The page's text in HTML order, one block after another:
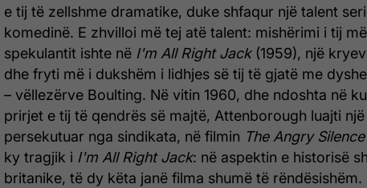
e tij të zellshme dramatike, duke shfaqur një talent
komedinë. E zhvilloi më tej atë talent: mishërimi i tij
spekulantit ishte në I'm All Right Jack(1959), një
dhe fryti më i dukshëm i lidhjes së tij të gjatë me
– vëllezërve Boulting. Në vitin 1960, dhe ndoshta në
prirjet e tij të qendrës së majtë, Attenborough luajti
persekutuar nga sindikata, në filmin The Angry Silence
ky tragjik i I'm All Right Jack: në aspektin e historisë
britanike, të dy këta janë filma shumë të rëndësishëm.